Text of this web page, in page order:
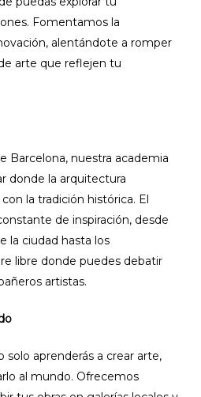
Fomentamos la
alentándote a romper
arte que reflejen tu
Barcelona, nuestra academia
donde la arquitectura
la tradición histórica. El
de inspiración, desde
la ciudad hasta los
libre donde puedes debatir
artistas.
solo aprenderás a crear arte,
al mundo. Ofrecemos